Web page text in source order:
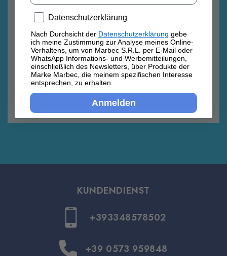
Datenschutzrichtlinie
Datenschutzrichtlinie
Nach Durchsicht der
meine Zustimmung zur Analyse meines Online-
Verhaltens, um von Marbec S.R.L. per E-Mail oder
WhatsApp Informations- und Werbemitteilungen,
einschließlich des Newsletters, über Produkte der
Marke Marbec, die meinem spezifischen Interesse
entsprechen, zu erhalten.
Anmelden
KUNDENDIENST
+393348578502
+39 0573 959848
Privacy policy
Datenschutzerklärung
Nach Durchsicht der Datenschutzerklärung gebe
ich meine Zustimmung zur Analyse meines Online-
Verhaltens, um von Marbec S.R.L. per E-Mail oder
WhatsApp Informations- und Werbemitteilungen,
einschließlich des Newsletters, über Produkte der
Marke Marbec, die meinem spezifischen Interesse
entsprechen, zu erhalten.
Anmelden